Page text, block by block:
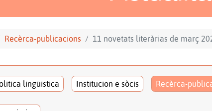
Recèrca-publicacions 11 novetats literàrias de març
lingüistica Institucion e sòcis Recèrca-